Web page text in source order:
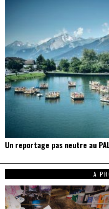
Un reportage pas neutre au
A